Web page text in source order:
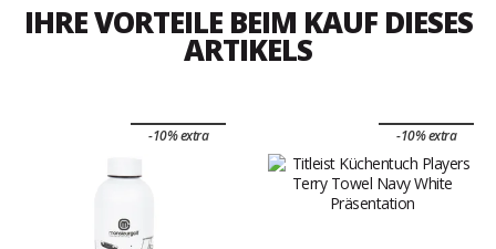
IHRE VORTEILE BEIM KAUF DIESES
ARTIKELS
-10% extra -10% extra